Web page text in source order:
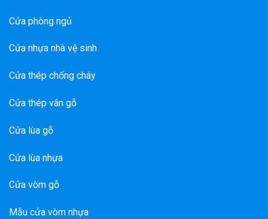
Cửa phòng ngủ
Cửa nhựa nhà vệ sinh
Cửa thép chống cháy
Cửa thép vân gỗ
Cửa lùa gỗ
Cửa lùa nhựa
Cửa vòm gỗ
Mẫu cửa vòm nhựa